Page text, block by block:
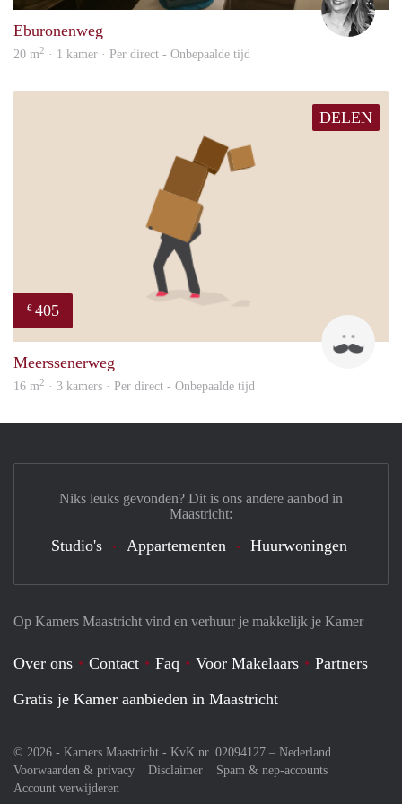
Eburonenweg
20 m2 · 1 kamer · Per direct - Onbepaalde tijd
DELEN
€ 405
Meerssenerweg
16 m2 · 3 kamers · Per direct - Onbepaalde tijd
Op Kamers Maastricht vind en verhuur je makkelijk je Kamer
Over ons Contact Faq Voor Makelaars
Partners
Gratis je Kamer aanbieden in Maastricht
© 2026 - Kamers Maastricht - KvK nr. 02094127 – Nederland
Voorwaarden & privacy
Disclaimer
Spam & nep-accounts
Account verwijderen
Niks leuks gevonden? Dit is ons andere aanbod in
Maastricht:
Studio's Appartementen Huurwoningen